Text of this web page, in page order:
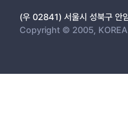
(우 02841) 서울시 성북구 안
Copyright © 2005,